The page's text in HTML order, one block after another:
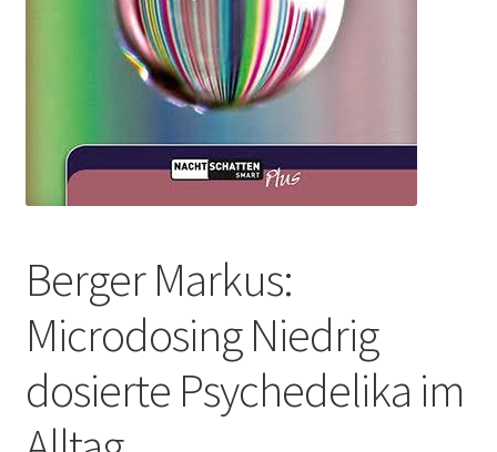
Berger Markus:
Microdosing Niedrig
dosierte Psychedelika im